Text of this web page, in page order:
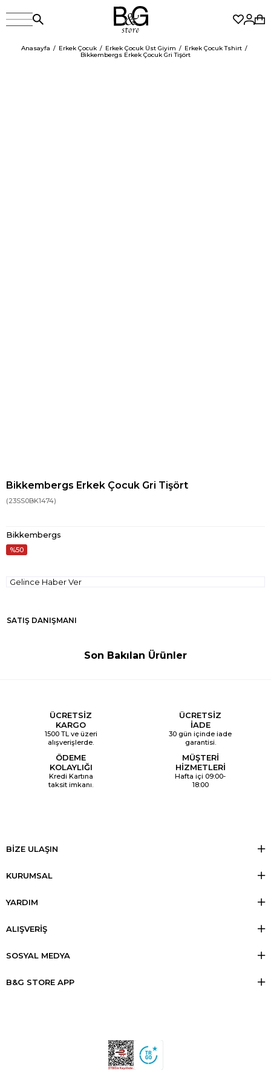
Anasayfa Erkek Çocuk Erkek Çocuk Üst Giyim
Erkek Çocuk Tshirt
Bikkembergs Erkek Çocuk Gri Tişört
Bikkembergs Erkek Çocuk Gri Tişört
(23SS0BK1474)
Bikkembergs
50
Gelince Haber Ver
SATIŞ DANIŞMANI
Son Bakılan Ürünler
ÜCRETSİZ
KARGO
1500 TL ve üzeri
alışverişlerde.
ÜCRETSİZ
İADE
30 gün içinde iade
garantisi.
ÖDEME
KOLAYLIĞI
Kredi Kartına
taksit imkanı.
MÜŞTERİ
HİZMETLERİ
Hafta içi 09:00-
18:00
BİZE ULAŞIN
KURUMSAL
YARDIM
ALIŞVERİŞ
SOSYAL MEDYA
B&G STORE APP